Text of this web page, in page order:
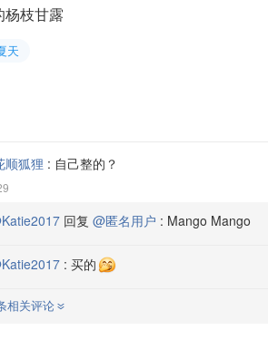
杨枝甘露
天
顺狐狸 : 自己整的？
回复 @匿名用户 : Mango Mango
: 买的
相关评论